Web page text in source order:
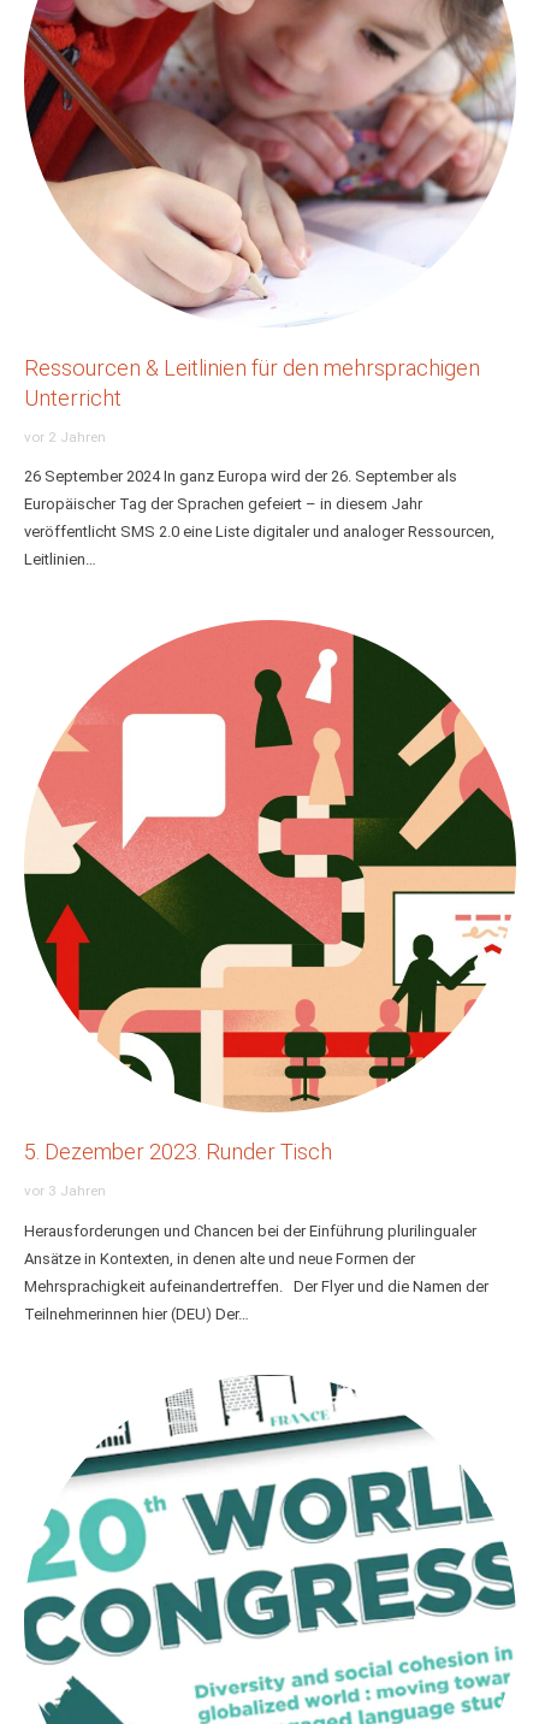
Ressourcen & Leitlinien für den mehrsprachigen
Unterricht
vor 2 Jahren
26 September 2024 In ganz Europa wird der 26. September als
Europäischer Tag der Sprachen gefeiert – in diesem Jahr
veröffentlicht SMS 2.0 eine Liste digitaler und analoger Ressourcen,
Leitlinien…
5. Dezember 2023. Runder Tisch
vor 3 Jahren
Herausforderungen und Chancen bei der Einführung plurilingualer
Ansätze in Kontexten, in denen alte und neue Formen der
Mehrsprachigkeit aufeinandertreffen. Der Flyer und die Namen der
Teilnehmerinnen hier (DEU) Der…